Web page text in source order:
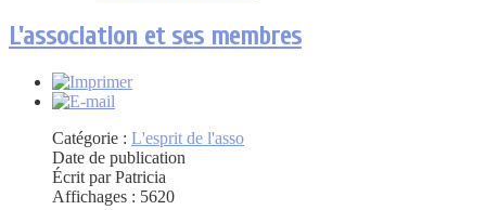
L'association et ses membres
Catégorie : L'esprit de l'asso
Date de publication
Écrit par Patricia
Affichages : 5620